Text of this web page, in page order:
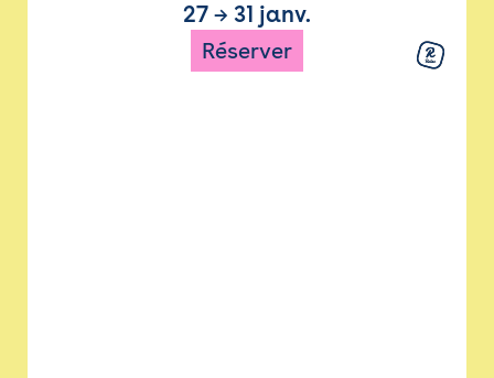
27 → 31 janv.
Réserver